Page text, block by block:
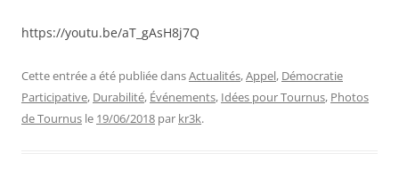
https://youtu.be/aT_gAsH8j7Q
Cette entrée a été publiée dansActualités,Appel, Démocratie
Participative, Durabilité, Événements, Idées pour Tournus, Photos
de Tournus le 19/06/2018 par kr3k.